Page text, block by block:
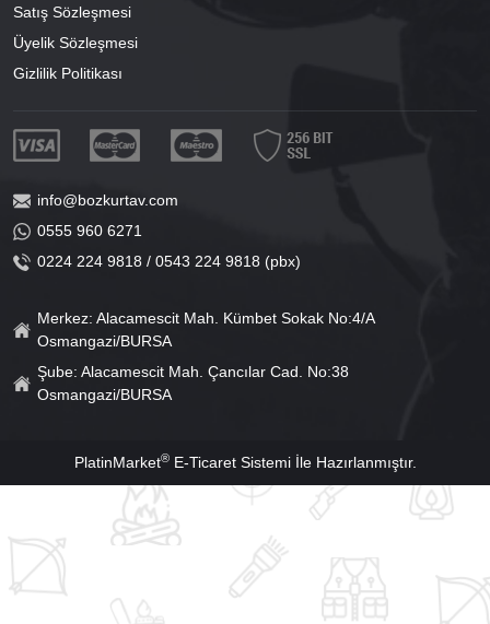
Satış Sözleşmesi
Üyelik Sözleşmesi
Gizlilik Politikası
info@bozkurtav.com
0555 960 6271
0224 224 9818 / 0543 224 9818 (pbx)
Merkez: Alacamescit Mah. Kümbet Sokak No:4/A
Osmangazi/BURSA
Şube: Alacamescit Mah. Çancılar Cad. No:38
Osmangazi/BURSA
PlatinMarket®E-Ticaret Sistemiİle Hazırlanmıştır.